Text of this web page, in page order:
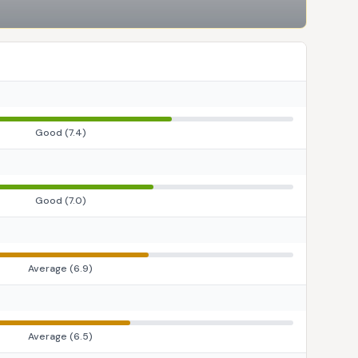
Good (7.4)
Good (7.0)
Average (6.9)
Average (6.5)